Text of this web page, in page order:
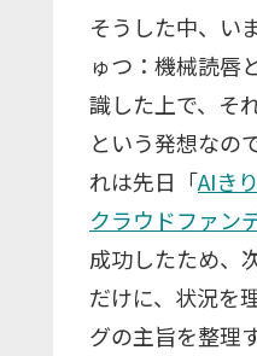
そうした中、い
ゅつ：機械読唇
識した上で、そ
という発想なの
れは先日「AIき
クラウドファン
成功したため、
だけに、状況を
グの主旨を整理